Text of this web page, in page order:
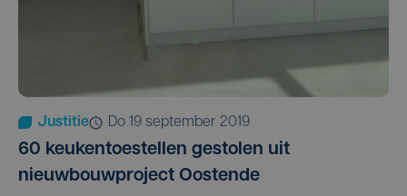
Justitie do 19 september 2019
60 keukentoestellen gestolen uit
nieuwbouwproject Oostende